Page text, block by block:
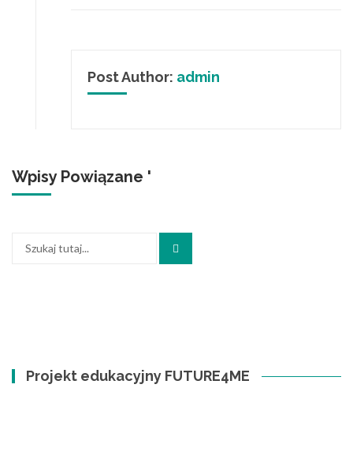
Post Author: admin
Wpisy Powiązane '
Projekt edukacyjny FUTURE4ME